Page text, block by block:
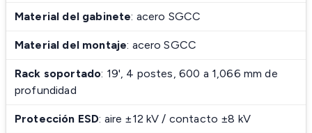
Material del gabinete: acero SGCC
Material del montaje: acero SGCC
Rack soportado: 19', 4 postes, 600 a 1,066 mm de
profundidad
Protección ESD: aire ±12 kV / contacto ±8 kV